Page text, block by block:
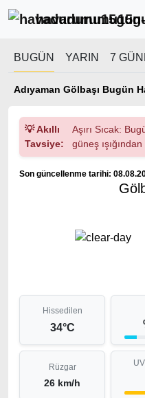
BUGÜN YARIN 7
Adıyaman Gölbaşı Bugün
💡 Akıllı
Tavsiye:
Aşırı Sıcak:
güneş
Son güncellenme tarihi:
Hissedilen
34°C
Rüzgar
26 km/h